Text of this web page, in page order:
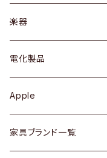
シェルフ
キュリオケース / 飾り棚
カップボード / 食器棚
チェスト
トップス
ワンピース
ボトムス
靴
カトラリー
ケトル / ティーポット
鍋 / フライパン
Vintage / ヴィンテージ
dahon
楽器
ギター
ベース
その他楽器
電化製品
Apple
家具ブランド一覧